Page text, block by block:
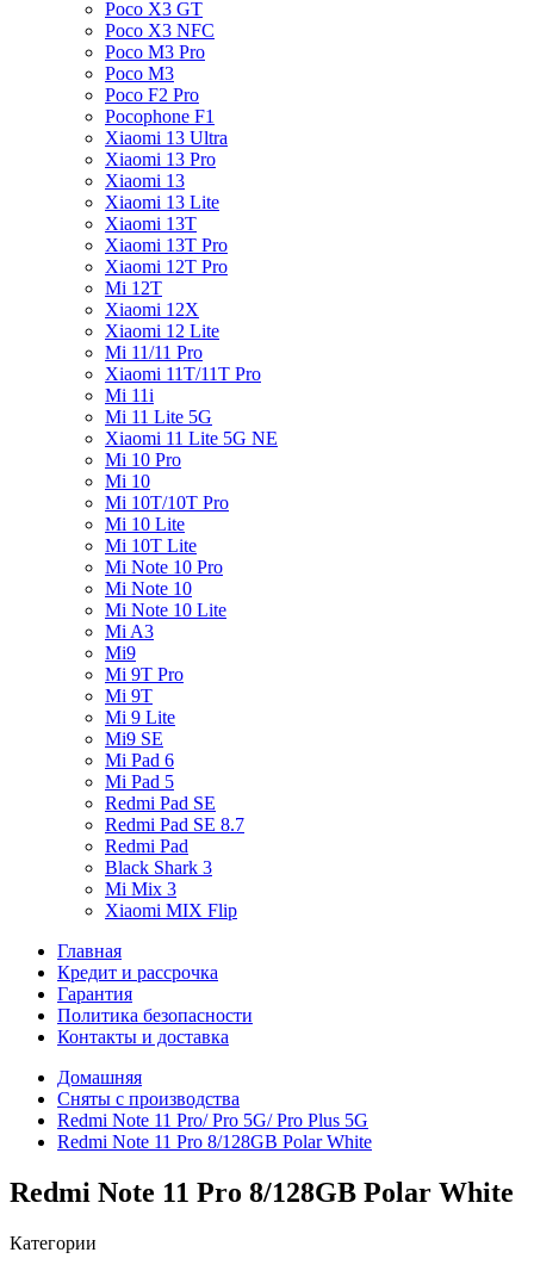
Poco X3 GT
Poco X3 NFC
Poco M3 Pro
Poco M3
Poco F2 Pro
Pocophone F1
Xiaomi 13 Ultra
Xiaomi 13 Pro
Xiaomi 13
Xiaomi 13 Lite
Xiaomi 13T
Xiaomi 13T Pro
Xiaomi 12T Pro
Mi 12T
Xiaomi 12X
Xiaomi 12 Lite
Mi 11/11 Pro
Xiaomi 11T/11T Pro
Mi 11i
Mi 11 Lite 5G
Xiaomi 11 Lite 5G NE
Mi 10 Pro
Mi 10
Mi 10T/10T Pro
Mi 10 Lite
Mi 10T Lite
Mi Note 10 Pro
Mi Note 10
Mi Note 10 Lite
Mi A3
Mi9
Mi 9T Pro
Mi 9T
Mi 9 Lite
Mi9 SE
Mi Pad 6
Mi Pad 5
Redmi Pad SE
Redmi Pad SE 8.7
Redmi Pad
Black Shark 3
Mi Mix 3
Xiaomi MIX Flip
Главная
Кредит и рассрочка
Гарантия
Политика безопасности
Контакты и доставка
Домашняя
Сняты с производства
Redmi Note 11 Pro/ Pro 5G/ Pro Plus 5G
Redmi Note 11 Pro 8/128GB Polar White
Redmi Note 11 Pro 8/128GB Polar White
Категории